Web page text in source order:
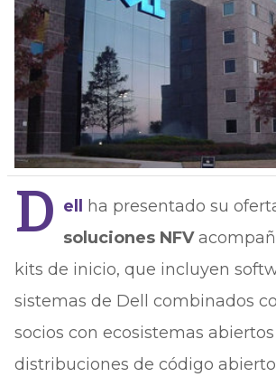
D ell
ha presentado su
soluciones NFV
kits de inicio, que incluyen
sistemas de Dell combinados
socios con ecosistemas
distribuciones de código